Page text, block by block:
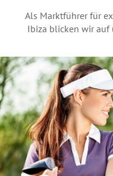
Als Marktführer für
Ibiza blicken wir auf